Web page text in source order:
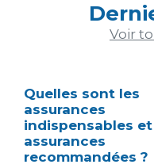
Voir
Quelles sont les
assurances
indispensables et
assurances
recommandées ?